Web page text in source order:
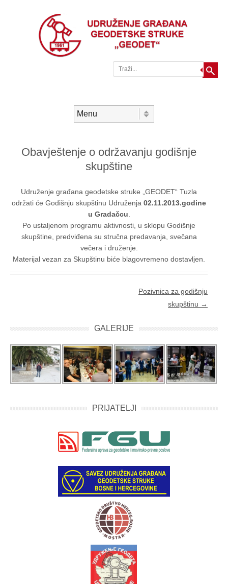
Traži
Obavještenje o održavanju godišnje
skupštine
Udruženje građana geodetske struke „GEODET“ Tuzla
održati će Godišnju skupštinu Udruženja 02.11.2013.godine
u Gradačcu.
Po ustaljenom programu aktivnosti, u sklopu Godišnje
skupštine, predviđena su stručna predavanja, svečana
večera i druženje.
Materijal vezan za Skupštinu biće blagovremeno dostavljen.
Pozivnica za godišnju
skupštinu →
GALERIJE
PRIJATELJI